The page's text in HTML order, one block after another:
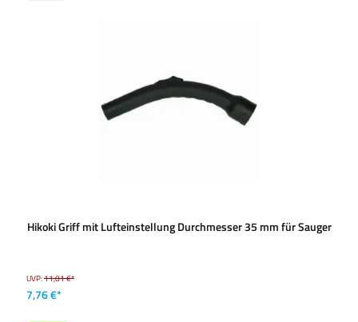
Hikoki Griff mit Lufteinstellung Durchmesser 35 mm für Sauger
UVP:11,01 €*
7,76 €*